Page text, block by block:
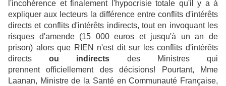
l'incohérence et finalement l'hypocrisie totale qu'il y a à
expliquer aux lecteurs la différence entre conflits d'intérêts
directs et conflits d'intérêts indirects, tout en invoquant les
risques d'amende (15 000 euros et jusqu'à un an de
prison) alors que RIEN n'est dit sur les conflits d'intérêts
directsou indirects des Ministres qui
prennent officiellement des décisions! Pourtant, Mme
Laanan, Ministre de la Santé en Communauté Française,